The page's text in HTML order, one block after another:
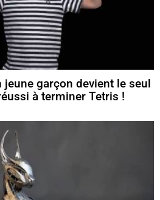
jeune garçon devient le seul
à terminer Tetris !